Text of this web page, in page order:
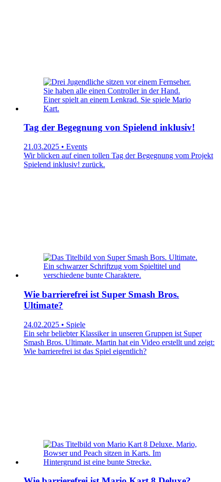
Tag der Begegnung von Spielend inklusiv!
21.03.2025 • Events
Wir blicken auf einen tollen Tag der Begegnung vom Projekt
Spielend inklusiv! zurück.
Wie barrierefrei ist Super Smash Bros.
Ultimate?
24.02.2025 • Spiele
Ein sehr beliebter Klassiker in unseren Gruppen ist Super
Smash Bros. Ultimate. Martin hat ein Video erstellt und zeigt:
Wie barrierefrei ist das Spiel eigentlich?